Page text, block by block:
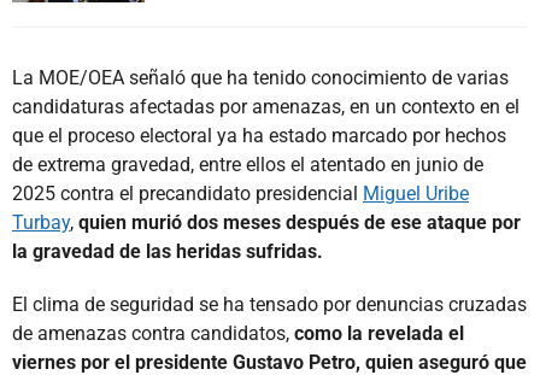
La MOE/OEA señaló que ha tenido conocimiento de varias
candidaturas afectadas por amenazas, en un contexto en el
que el proceso electoral ya ha estado marcado por hechos
de extrema gravedad, entre ellos el atentado en junio de
2025 contra el precandidato presidencial Miguel Uribe
Turbay, quien murió dos meses después de ese ataque por
la gravedad de las heridas sufridas.
El clima de seguridad se ha tensado por denuncias cruzadas
de amenazas contra candidatos, como la revelada el
viernes por el presidente Gustavo Petro, quien aseguró que